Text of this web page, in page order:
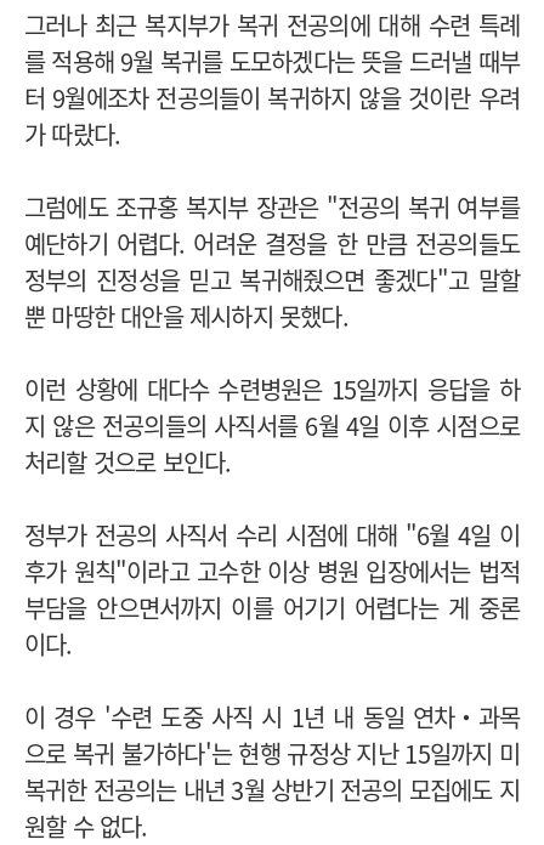
그러나 최근 복지부가 복귀 전공의에 대해 수련 특례
를 적용해 9월 복귀를 도모하겠다는 뜻을 드러낼 때부
터 9월에조차 전공의들이 복귀하지 않을 것이란 우려
가 따랐다.
그럼에도 조규홍 복지부 장관은 "전공의 복귀 여부를
예단하기 어렵다. 어려운 결정을 한 만큼 전공의들도
정부의 진정성을 믿고 복귀해줬으면 좋겠다"고 말할
뿐 마땅한 대안을 제시하지 못했다.
이런 상황에 대다수 수련병원은 15일까지 응답을 하
지 않은 전공의들의 사직서를 6월 4일 이후 시점으로
처리할 것으로 보인다.
정부가 전공의 사직서 수리 시점에 대해 "6월 4일 이
후가 원칙"이라고 고수한 이상 병원 입장에서는 법적
부담을 안으면서까지 이를 어기기 어렵다는 게 중론
이다.
이 경우 '수련 도중 사직 시 1년 내 동일 연차‧과목
으로 복귀 불가하다'는 현행 규정상 지난 15일까지 미
복귀한 전공의는 내년 3월 상반기 전공의 모집에도 지
원할 수 없다.